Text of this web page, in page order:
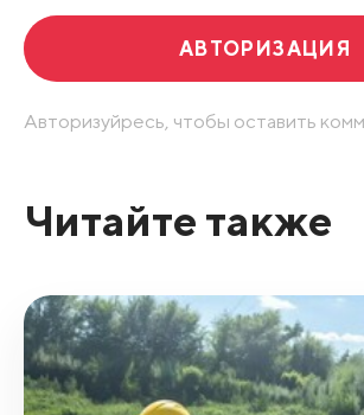
АВТОРИЗАЦИЯ
Авторизуйресь, чтобы оставить
Читайте также